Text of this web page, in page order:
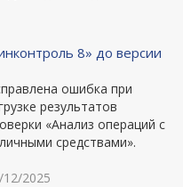
8» до версии
ошибка при
результатов
«Анализ операций с
средствами».
12/2025